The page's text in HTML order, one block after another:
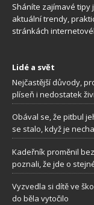
Sháníte zajímavé tipy
aktuální trendy,
stránkách
Lidé a svět
Nejčastější důvody,
plíseň i nedostatek
Obával se, že pitbul
se stalo, když je
Kadeřník proměnil
poznali, že jde o
Vyzvedla si dítě ve
do běla vytočilo